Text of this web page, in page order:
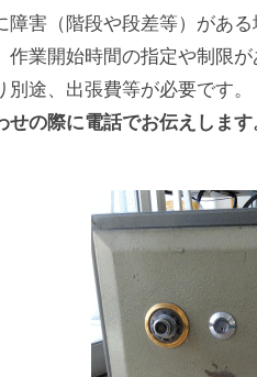
害（階段や段差等）がある
業開始時間の指定や制限が
途、出張費等が必要です。
せの際に電話でお伝えします